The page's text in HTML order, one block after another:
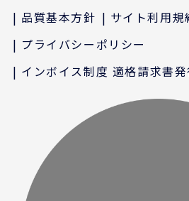
品質基本方針
サイト利用規
プライバシーポリシー
インボイス制度 適格請求書